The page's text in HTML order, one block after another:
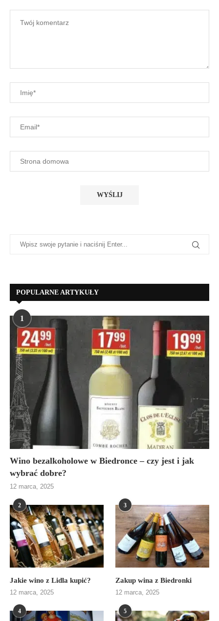
POPULARNE ARTYKUŁY
1
Wino bezalkoholowe w Biedronce – czy jest i jak
wybrać dobre?
12 marca, 2025
2
Jakie wino z Lidla kupić?
12 marca, 2025
3
Zakup wina z Biedronki
12 marca, 2025
4 5